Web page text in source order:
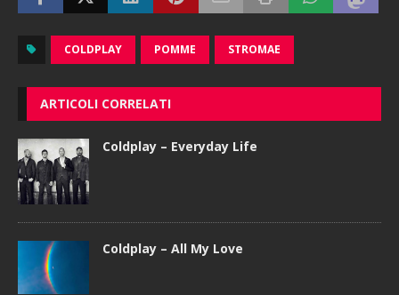
COLDPLAY POMME STROMAE
ARTICOLI CORRELATI
Coldplay – Everyday Life
Coldplay – All My Love